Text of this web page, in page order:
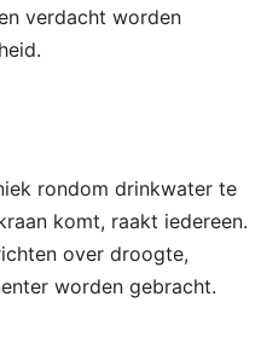
verdacht worden
rondom drinkwater te
komt, raakt iedereen.
over droogte,
worden gebracht.